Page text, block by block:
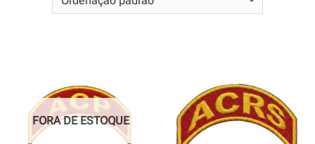
FORA DE ESTOQUE